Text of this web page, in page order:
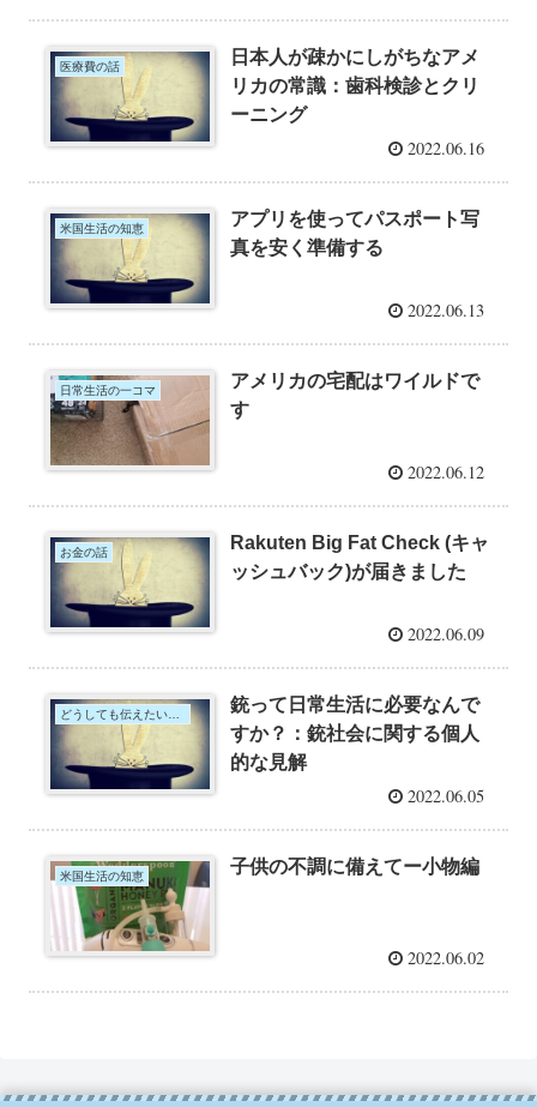
医療費の話
日本人が疎かにしがちなアメ
リカの常識：歯科検診とクリ
ーニング
2022.06.16
米国生活の知恵
アプリを使ってパスポート写
真を安く準備する
2022.06.13
日常生活の一コマ
アメリカの宅配はワイルドで
す
2022.06.12
お金の話
Rakuten Big Fat Check (キャ
ッシュバック)が届きました
2022.06.09
銃って日常生活に必要なんで
すか？：銃社会に関する個人
的な見解
2022.06.05
米国生活の知恵 子供の不調に備えてー小物編
2022.06.02